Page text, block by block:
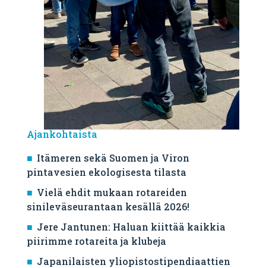
Ajankohtaista
Itämeren sekä Suomen ja Viron
pintavesien ekologisesta tilasta
Vielä ehdit mukaan rotareiden
sinileväseurantaan kesällä 2026!
Jere Jantunen: Haluan kiittää kaikkia
piirimme rotareita ja klubeja
Japanilaisten yliopistostipendiaattien